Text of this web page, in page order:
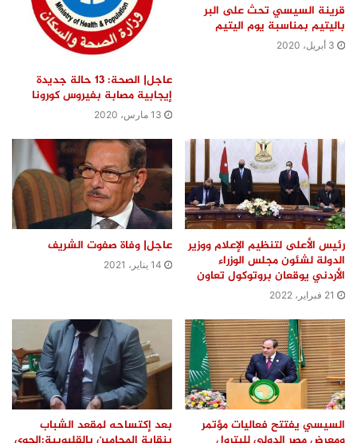
قرينة السيسي تحث على البر
باليتيم بمناسبة يوم اليتيم
3 أبريل، 2020
عاجل| الصحة: 13 حالة جديدة
إيجابية مصابة بفيروس كورونا
13 مارس، 2020
رئيس الأعلى لتنظيم الإعلام ووزير
الدولة لشئون مجلس الوزراء
الأردني يوقعان بروتوكول تعاون
21 فبراير، 2022
عاجل| وفاة صفوت الشريف
14 يناير، 2021
السيسي يفتتح فعاليات مؤتمر
بعد إكتساحه لمقعد الشباب